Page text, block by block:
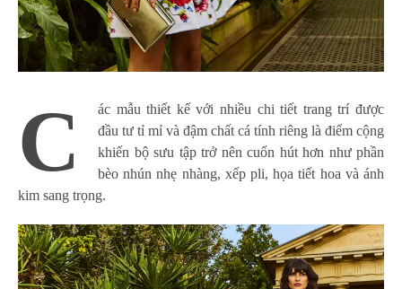
C
ác mẫu thiết kế với nhiều chi tiết trang trí được
đầu tư tỉ mỉ và đậm chất cá tính riêng là điểm cộng
khiến bộ sưu tập trở nên cuốn hút hơn như phần
bèo nhún nhẹ nhàng, xếp pli, họa tiết hoa và ánh
kim sang trọng.